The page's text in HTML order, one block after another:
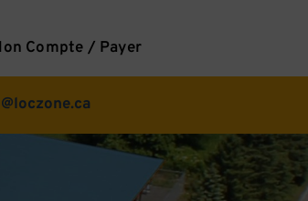
Compte / Payer